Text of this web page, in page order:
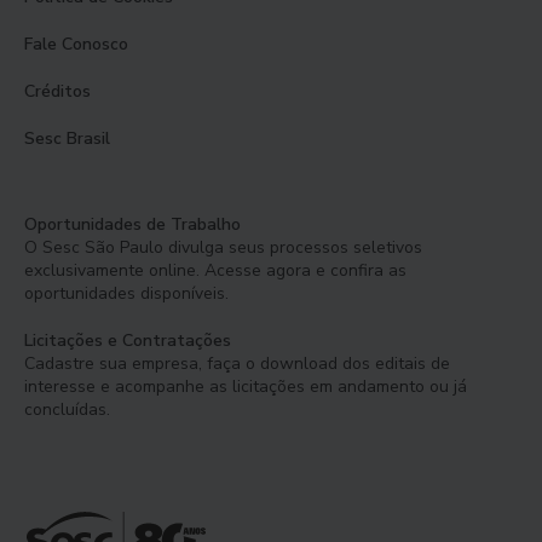
Fale Conosco
Créditos
Sesc Brasil
Oportunidades de Trabalho
O Sesc São Paulo divulga seus processos seletivos
exclusivamente online. Acesse agora e confira as
oportunidades disponíveis.
Licitações e Contratações
Cadastre sua empresa, faça o download dos editais de
interesse e acompanhe as licitações em andamento ou já
concluídas.